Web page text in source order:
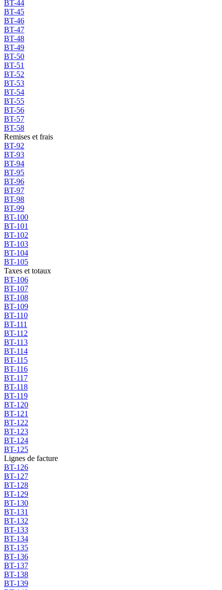
BT-44
BT-45
BT-46
BT-47
BT-48
BT-49
BT-50
BT-51
BT-52
BT-53
BT-54
BT-55
BT-56
BT-57
BT-58
Remises et frais
BT-92
BT-93
BT-94
BT-95
BT-96
BT-97
BT-98
BT-99
BT-100
BT-101
BT-102
BT-103
BT-104
BT-105
Taxes et totaux
BT-106
BT-107
BT-108
BT-109
BT-110
BT-111
BT-112
BT-113
BT-114
BT-115
BT-116
BT-117
BT-118
BT-119
BT-120
BT-121
BT-122
BT-123
BT-124
BT-125
Lignes de facture
BT-126
BT-127
BT-128
BT-129
BT-130
BT-131
BT-132
BT-133
BT-134
BT-135
BT-136
BT-137
BT-138
BT-139